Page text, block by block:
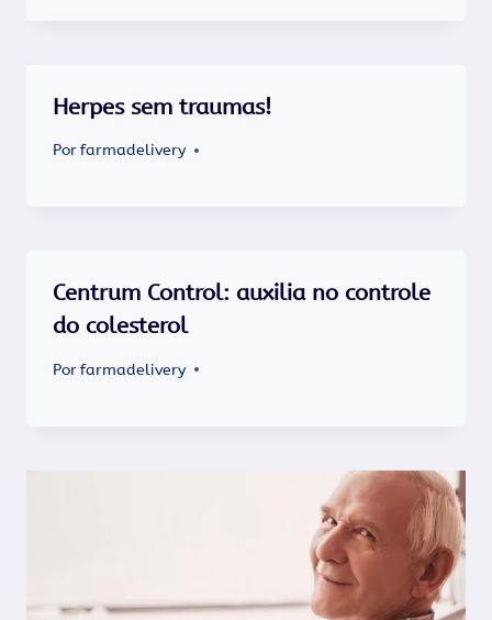
Herpes sem traumas!
Porfarmadelivery
Centrum Control: auxilia no controle
do colesterol
Porfarmadelivery